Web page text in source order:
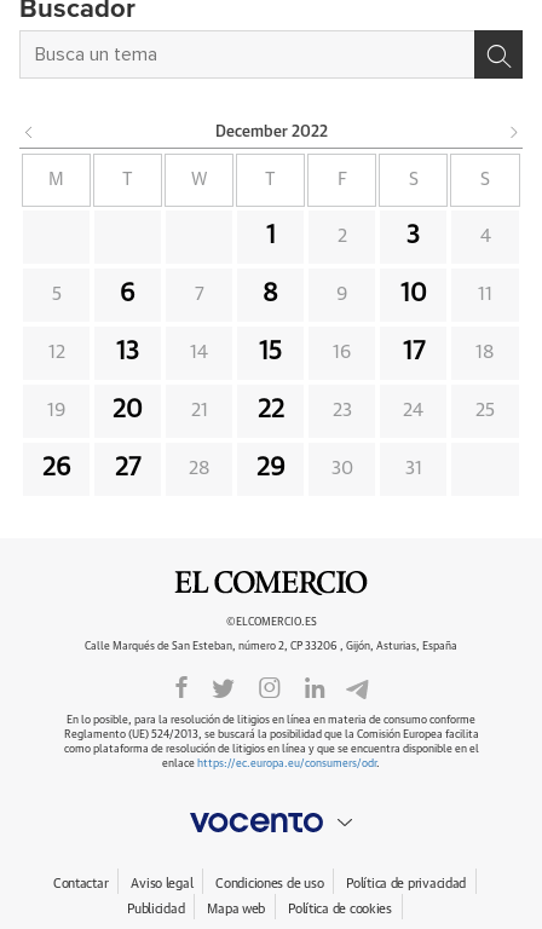
Buscador
December 2022
M W F S S
1 2 3 4
5 6 7 8 9 10 11
12 13 14 15 16 17 18
19 20 21 22 23 24 25
26 27 28 29 30 31
©ELCOMERCIO.ES
Calle Marqués de San Esteban, número 2, CP 33206 , Gijón, Asturias, España
En lo posible, para la resolución de litigios en línea en materia de consumo conforme
Reglamento (UE) 524/2013, se buscará la posibilidad que la Comisión Europea facilita
como plataforma de resolución de litigios en línea y que se encuentra disponible en el
enlace https://ec.europa.eu/consumers/odr.
Contactar Aviso legal Condiciones de uso
Política de privacidad
Publicidad
Mapa web Política de cookies